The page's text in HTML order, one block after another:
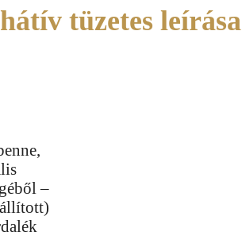
tüzetes leírása
–